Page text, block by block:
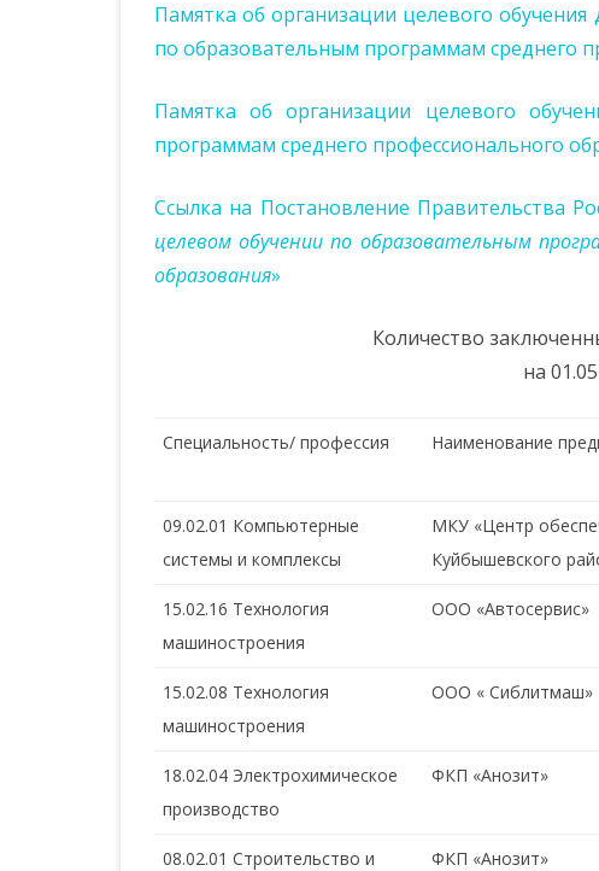
Памятка об организации целевого
по образовательным программам среднего
Памятка об организации целевого
программам среднего профессионального
Ссылка на Постановление Правительства
целевом обучении по образовательным
образования»
Количество
на
Специальность/ профессия Наименование
09.02.01 Компьютерные
системы и комплексы
МКУ «Центр
Куйбышевского
15.02.16 Технология
машиностроения
ООО «Автосервис»
15.02.08 Технология
машиностроения
ООО « Сиблитмаш»
18.02.04 Электрохимическое
производство
ФКП «Анозит»
08.02.01 Строительство и
ФКП «Анозит»